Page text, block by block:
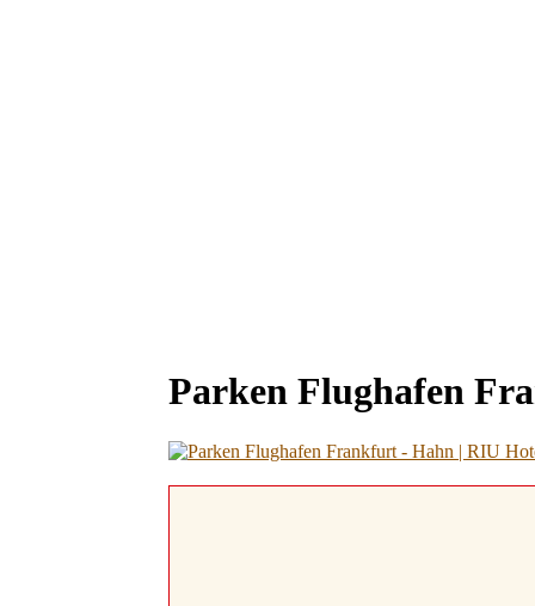
Parken Flughafen